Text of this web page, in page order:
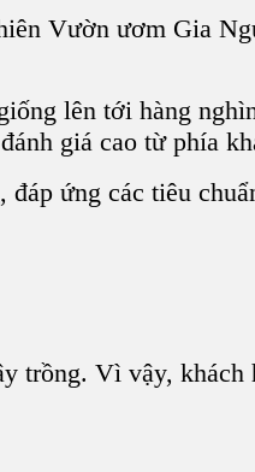
Vườn ươm Gia
lên tới hàng
giá cao từ phía
ứng các tiêu
trồng. Vì vậy, khách